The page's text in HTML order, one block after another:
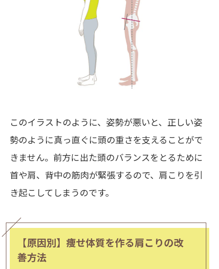
このイラストのように、姿勢が悪いと、正しい姿
勢のように真っ直ぐに頭の重さを支えることがで
きません。前方に出た頭のバランスをとるために
首や肩、背中の筋肉が緊張するので、肩こりを引
き起こしてしまうのです。
【原因別】痩せ体質を作る肩こりの改
善方法